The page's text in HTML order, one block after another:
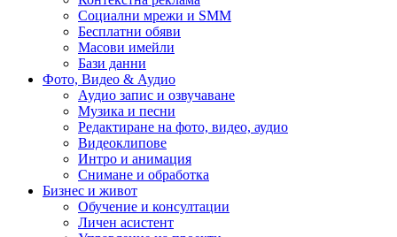
Социални мрежи и SMM
Бесплатни обяви
Масови имейли
Бази данни
Фото, Видео & Аудио
Аудио запис и озвучаване
Музика и песни
Редактиране на фото, видео, аудио
Видеоклипове
Интро и анимация
Снимане и обработка
Бизнес и живот
Обучение и консултации
Личен асистент